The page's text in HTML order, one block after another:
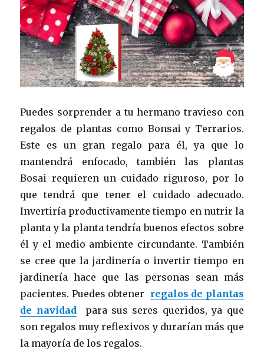
Puedes sorprender a tu hermano travieso con
regalos de plantas como Bonsai y Terrarios.
Este es un gran regalo para él, ya que lo
mantendrá enfocado, también las plantas
Bosai requieren un cuidado riguroso, por lo
que tendrá que tener el cuidado adecuado.
Invertiría productivamente tiempo en nutrir la
planta y la planta tendría buenos efectos sobre
él y el medio ambiente circundante. También
se cree que la jardinería o invertir tiempo en
jardinería hace que las personas sean más
pacientes. Puedes obtener regalos de plantas
de navidadpara sus seres queridos, ya que
son regalos muy reflexivos y durarían más que
la mayoría de los regalos.